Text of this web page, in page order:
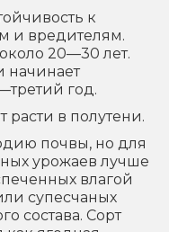
к
и вредителям.
20—30 лет.
начинает
год.
расти в полутени.
почвы, но для
урожаев лучше
влагой
супесчаных
состава. Сорт